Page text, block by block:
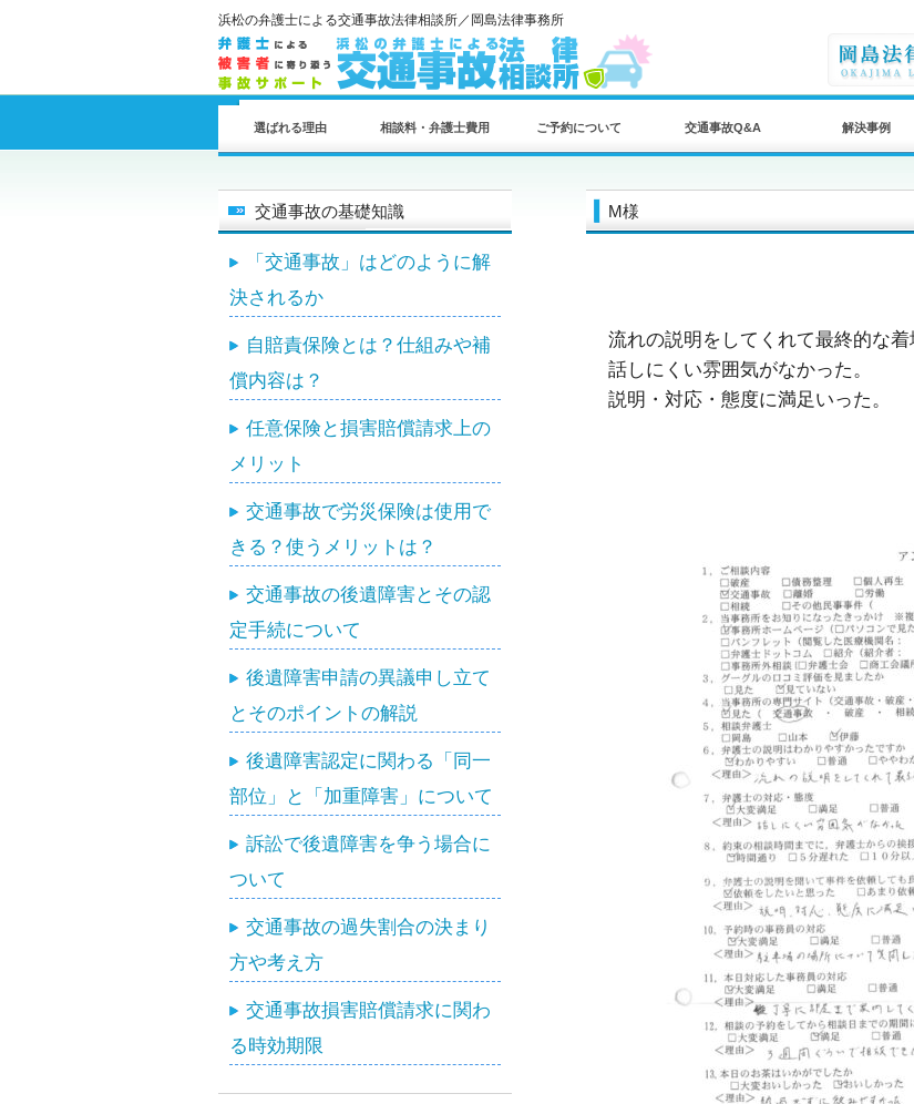
浜松の弁護士による交通事故法律相談所／岡島法律事務所
選ばれる理由 相談料・弁護士費用 ご予約について 交通事故Q&A 解決事例
M様
流れの説明をしてくれて最終的な着
話しにくい雰囲気がなかった。
説明・対応・態度に満足いった。
交通事故の基礎知識
「交通事故」はどのように解
決されるか
自賠責保険とは？仕組みや補
償内容は？
任意保険と損害賠償請求上の
メリット
交通事故で労災保険は使用で
きる？使うメリットは？
交通事故の後遺障害とその認
定手続について
後遺障害申請の異議申し立て
とそのポイントの解説
後遺障害認定に関わる「同一
部位」と「加重障害」について
訴訟で後遺障害を争う場合に
ついて
交通事故の過失割合の決まり
方や考え方
交通事故損害賠償請求に関わ
る時効期限